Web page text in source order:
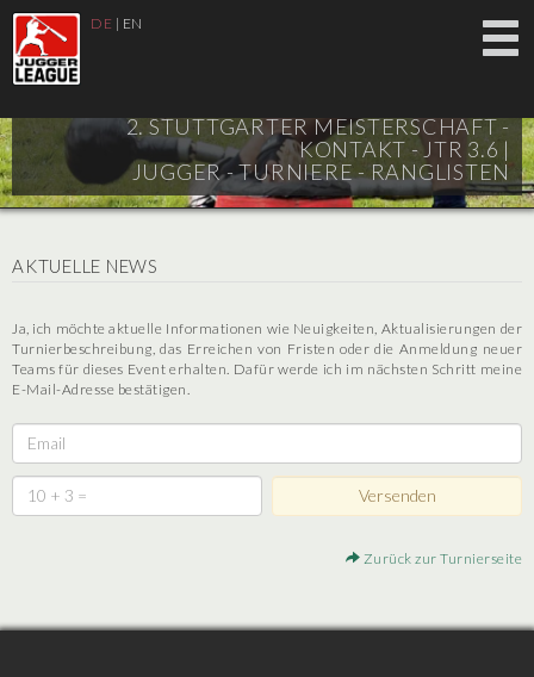
DE | EN
2. STUTTGARTER MEISTERSCHAFT -
KONTAKT - JTR 3.6 |
JUGGER - TURNIERE - RANGLISTEN
AKTUELLE NEWS
Ja, ich möchte aktuelle Informationen wie Neuigkeiten, Aktualisierungen der
Turnierbeschreibung, das Erreichen von Fristen oder die Anmeldung neuer
Teams für dieses Event erhalten. Dafür werde ich im nächsten Schritt meine
E-Mail-Adresse bestätigen.
Zurück zur Turnierseite